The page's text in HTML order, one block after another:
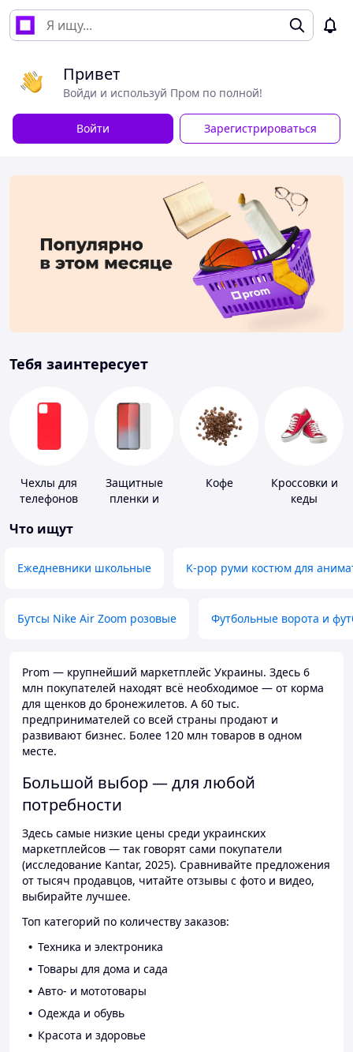
Привет
Войди и используй Пром по полной!
Войти Зарегистрироваться
Тебя заинтересует
Чехлы для
телефонов
Защитные
пленки и
Кофе
Кроссовки и
кеды
Что ищут
Ежедневники школьные K-pop руми костюм для
Бутсы Nike Air Zoom розовые Футбольные ворота и
Prom — крупнейший маркетплейс Украины. Здесь 6
млн покупателей находят всё необходимое — от корма
для щенков до бронежилетов. А 60 тыс.
предпринимателей со всей страны продают и
развивают бизнес. Более 120 млн товаров в одном
месте.
Большой выбор — для любой
потребности
Здесь самые низкие цены среди украинских
маркетплейсов — так говорят сами покупатели
(исследование Kantar, 2025). Сравнивайте предложения
от тысяч продавцов, читайте отзывы с фото и видео,
выбирайте лучшее.
Топ категорий по количеству заказов:
Техника и электроника
Товары для дома и сада
Авто- и мототовары
Одежда и обувь
Красота и здоровье